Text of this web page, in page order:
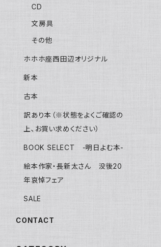
CD
文房具
その他
ホホホ座西田辺オリジナル
新本
古本
訳あり本（※状態をよくご確認の
上、お買い求めください）
BOOK SELECT -明日よむ本-
絵本作家・長新太さん 没後20
年哀悼フェア
SALE
CONTACT